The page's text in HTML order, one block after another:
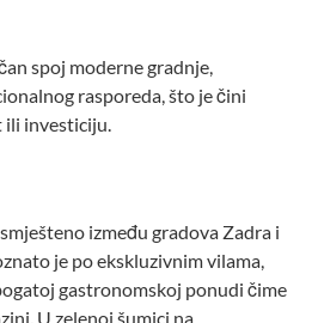
spoj moderne gradnje,
rasporeda, što je čini
ili investiciju.
između gradova Zadra i
je po ekskluzivnim vilama,
gastronomskoj ponudi čime
U zelenoj šumici na